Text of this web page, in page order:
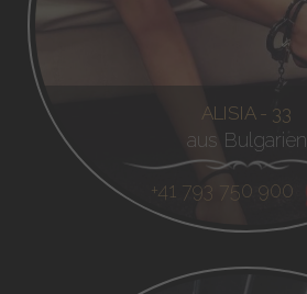
ALISIA - 33
aus Bulgarien
+41 793 750 900